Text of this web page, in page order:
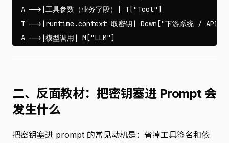
  A -->|工具参数（业务字段）| T["Tool"]
  T -->|runtime.context 取密钥| Down["下游系统 / API"]
二、反面教材：把密钥塞进 Prompt 会
发生什么
把密钥塞进 prompt 的常见动机是：省掉工具签名和依